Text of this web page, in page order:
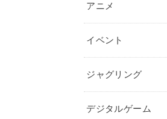
アニメ
イベント
ジャグリング
デジタルゲーム